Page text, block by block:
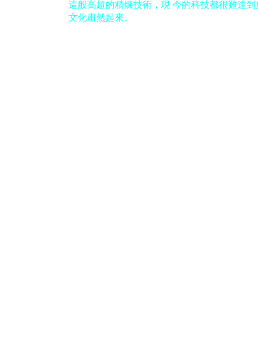
這般高超的精煉技術，現 今的科技都很難達
文化肅然起來。